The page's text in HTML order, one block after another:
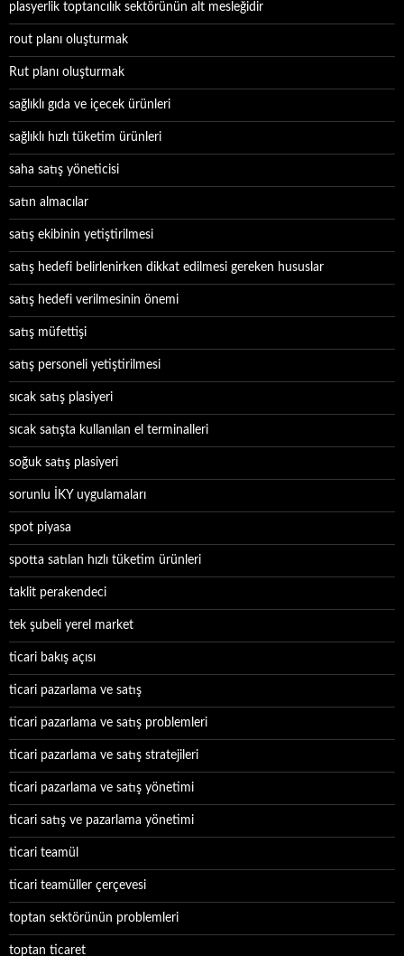
plasyerlik toptancılık sektörünün alt mesleğidir
rout planı oluşturmak
Rut planı oluşturmak
sağlıklı gıda ve içecek ürünleri
sağlıklı hızlı tüketim ürünleri
saha satış yöneticisi
satın almacılar
satış ekibinin yetiştirilmesi
satış hedefi belirlenirken dikkat edilmesi gereken hususlar
satış hedefi verilmesinin önemi
satış müfettişi
satış personeli yetiştirilmesi
sıcak satış plasiyeri
sıcak satışta kullanılan el terminalleri
soğuk satış plasiyeri
sorunlu İKY uygulamaları
spot piyasa
spotta satılan hızlı tüketim ürünleri
taklit perakendeci
tek şubeli yerel market
ticari bakış açısı
ticari pazarlama ve satış
ticari pazarlama ve satış problemleri
ticari pazarlama ve satış stratejileri
ticari pazarlama ve satış yönetimi
ticari satış ve pazarlama yönetimi
ticari teamül
ticari teamüller çerçevesi
toptan sektörünün problemleri
toptan ticaret